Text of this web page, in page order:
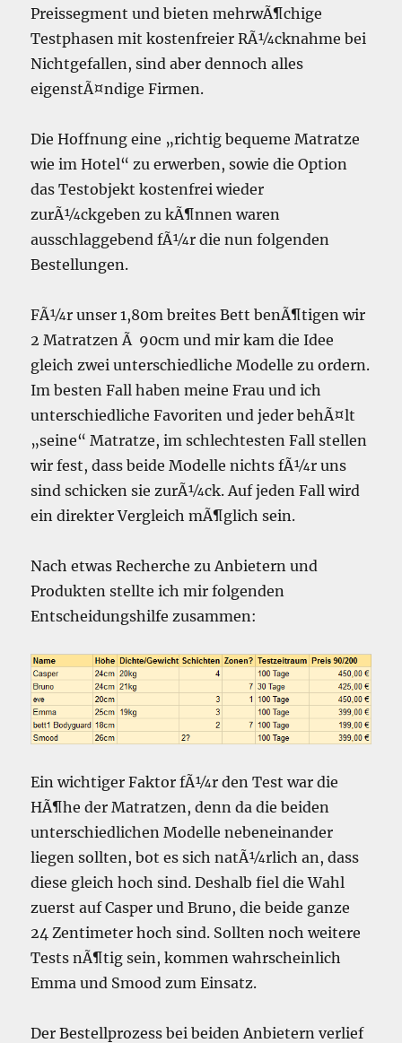
Preissegment und bieten mehrwÃ¶chige
Testphasen mit kostenfreier RÃ¼cknahme bei
Nichtgefallen, sind aber dennoch alles
eigenstÃ¤ndige Firmen.
Die Hoffnung eine „richtig bequeme Matratze
wie im Hotel“ zu erwerben, sowie die Option
das Testobjekt kostenfrei wieder
zurÃ¼ckgeben zu kÃ¶nnen waren
ausschlaggebend fÃ¼r die nun folgenden
Bestellungen.
FÃ¼r unser 1,80m breites Bett benÃ¶tigen wir
2 Matratzen Ã 90cm und mir kam die Idee
gleich zwei unterschiedliche Modelle zu ordern.
Im besten Fall haben meine Frau und ich
unterschiedliche Favoriten und jeder behÃ¤lt
„seine“ Matratze, im schlechtesten Fall stellen
wir fest, dass beide Modelle nichts fÃ¼r uns
sind schicken sie zurÃ¼ck. Auf jeden Fall wird
ein direkter Vergleich mÃ¶glich sein.
Nach etwas Recherche zu Anbietern und
Produkten stellte ich mir folgenden
Entscheidungshilfe zusammen:
Ein wichtiger Faktor fÃ¼r den Test war die
HÃ¶he der Matratzen, denn da die beiden
unterschiedlichen Modelle nebeneinander
liegen sollten, bot es sich natÃ¼rlich an, dass
diese gleich hoch sind. Deshalb fiel die Wahl
zuerst auf Casper und Bruno, die beide ganze
24 Zentimeter hoch sind. Sollten noch weitere
Tests nÃ¶tig sein, kommen wahrscheinlich
Emma und Smood zum Einsatz.
Der Bestellprozess bei beiden Anbietern verlief